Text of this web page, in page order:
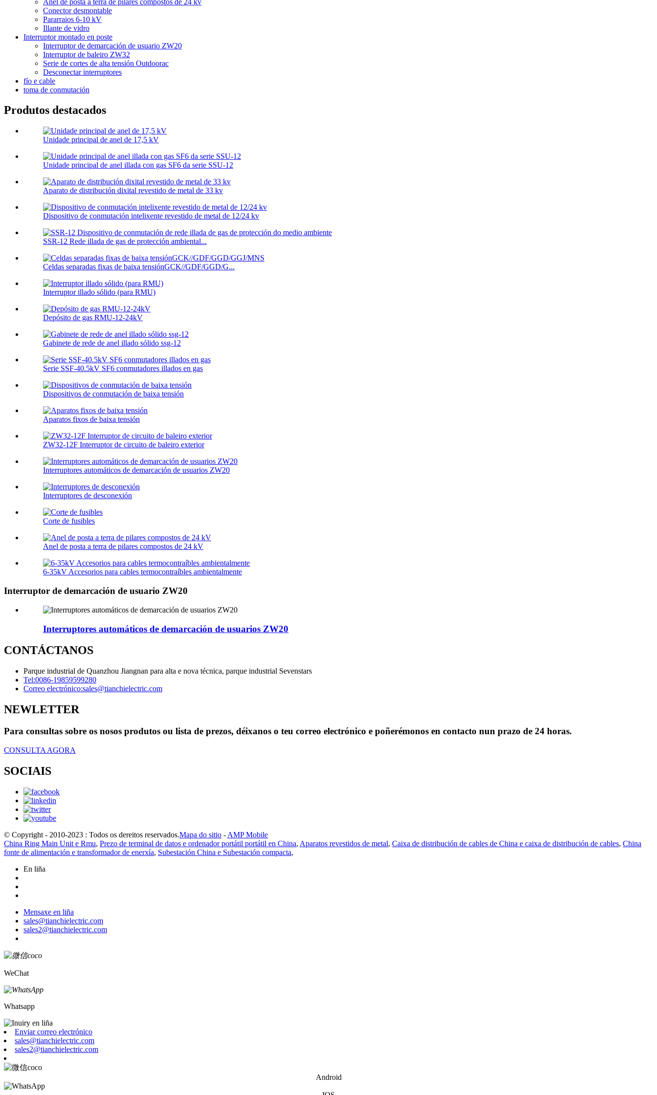
Conector desmontable
Pararraios 6-10 kV
Illante de vidro
Interruptor montado en poste
Interruptor de demarcación de usuario ZW20
Interruptor de baleiro ZW32
Serie de cortes de alta tensión Outdoorac
Desconectar interruptores
fío e cable
toma de conmutación
Produtos destacados
Unidade principal de anel de 17,5 kV
Unidade principal de anel illada con gas SF6 da serie SSU-12
Aparato de distribución dixital revestido de metal de 33 kv
Dispositivo de conmutación intelixente revestido de metal de 12/24 kv
SSR-12 Rede illada de gas de protección ambiental...
Celdas separadas fixas de baixa tensiónGCK//GDF/GGD/G...
Interruptor illado sólido (para RMU)
Depósito de gas RMU-12-24kV
Gabinete de rede de anel illado sólido ssg-12
Serie SSF-40.5kV SF6 conmutadores illados en gas
Dispositivos de conmutación de baixa tensión
Aparatos fixos de baixa tensión
ZW32-12F Interruptor de circuito de baleiro exterior
Interruptores automáticos de demarcación de usuarios ZW20
Interruptores de desconexión
Corte de fusibles
Anel de posta a terra de pilares compostos de 24 kV
6-35kV Accesorios para cables termocontraíbles ambientalmente
Interruptor de demarcación de usuario ZW20
Interruptores automáticos de demarcación de usuarios ZW20
CONTÁCTANOS
Parque industrial de Quanzhou Jiangnan para alta e nova técnica, parque industrial Sevenstars
Tel:0086-19859599280
Correo electrónico:sales@tianchielectric.com
NEWLETTER
Para consultas sobre os nosos produtos ou lista de prezos, déixanos o teu correo electrónico e poñerémonos en contacto nun prazo de 24 horas.
CONSULTA AGORA
SOCIAIS
© Copyright - 2010-2023 : Todos os dereitos reservados.Mapa do sitio - AMP Mobile
China Ring Main Unit e Rmu, Prezo de terminal de datos e ordenador portátil portátil en China, Aparatos revestidos de metal, Caixa de distribución de cables de China e caixa de distribución de cables, China
fonte de alimentación e transformador de enerxía, Subestación China e Subestación compacta,
En liña
Mensaxe en liña
sales@tianchielectric.com
sales2@tianchielectric.com
WeChat
Whatsapp
Enviar correo electrónico
sales@tianchielectric.com
sales2@tianchielectric.com
Android